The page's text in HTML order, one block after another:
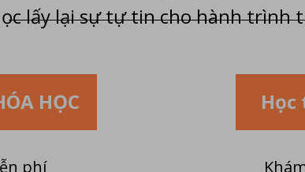
lấy lại sự tự tin cho hành trình
HỌC
phí
Học